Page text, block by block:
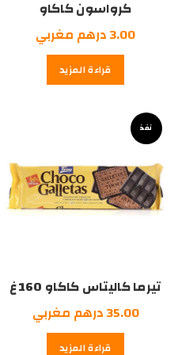
كرواسون كاكاو
3.00درهم مغربي
قراءة المزيد
نفذ
تيرما كاليتاس كاكاو 160غ
35.00درهم مغربي
قراءة المزيد